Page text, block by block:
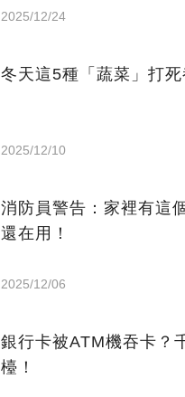
2025/12/24
冬天這5種「蔬菜」打
2025/12/10
消防員警告：家裡有這
還在用！
2025/12/06
銀行卡被ATM機吞卡？
檯！